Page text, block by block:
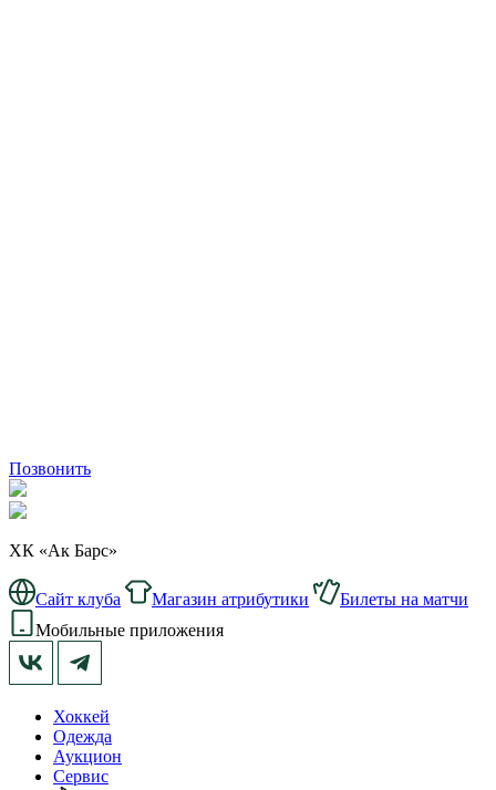
Позвонить
ХК «Ак Барс»
Сайт клуба Магазин атрибутики
Билеты на матчи
Мобильные приложения
Хоккей
Одежда
Аукцион
Сервис